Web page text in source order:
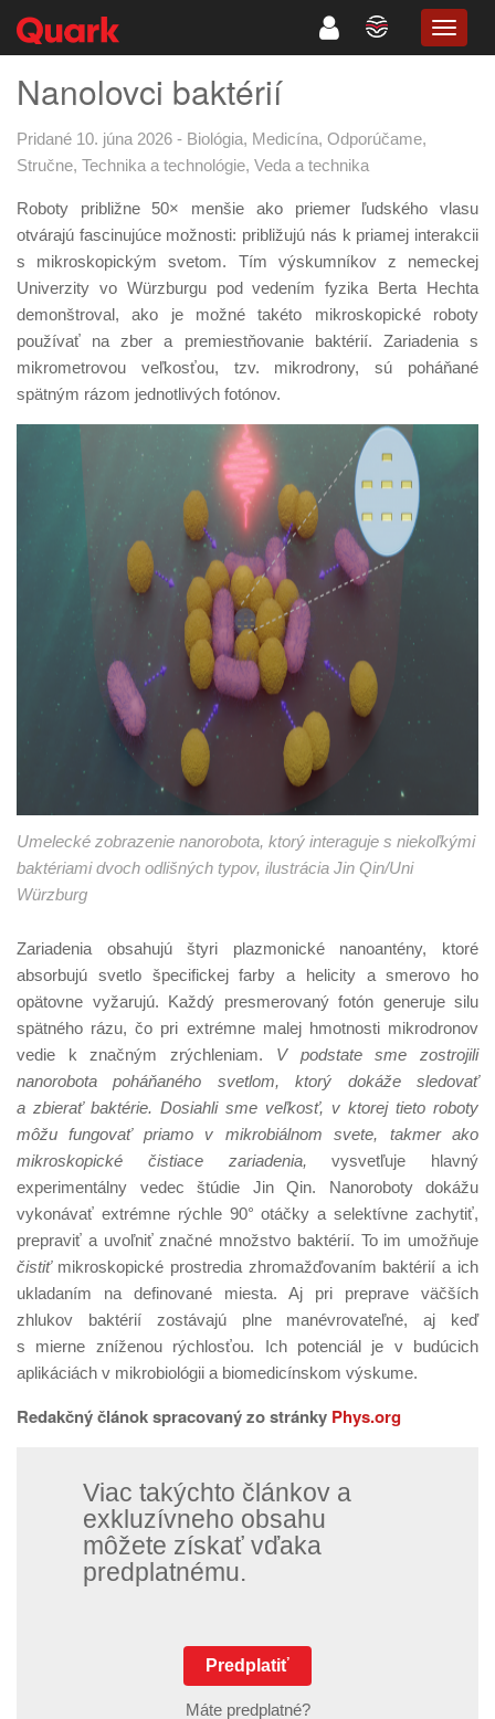
Nanolovci baktérií
Pridané 10. júna 2026 - Biológia, Medicína, Odporúčame,
Stručne, Technika a technológie, Veda a technika
Roboty približne 50× menšie ako priemer ľudského vlasu
otvárajú fascinujúce možnosti: približujú nás k priamej interakcii
s mikroskopickým svetom. Tím výskumníkov z nemeckej
Univerzity vo Würzburgu pod vedením fyzika Berta Hechta
demonštroval, ako je možné takéto mikroskopické roboty
používať na zber a premiestňovanie baktérií. Zariadenia s
mikrometrovou veľkosťou, tzv. mikrodrony, sú poháňané
spätným rázom jednotlivých fotónov.
Umelecké zobrazenie nanorobota, ktorý interaguje s niekoľkými
baktériami dvoch odlišných typov, ilustrácia Jin Qin/Uni
Würzburg
Zariadenia obsahujú štyri plazmonické nanoantény, ktoré
absorbujú svetlo špecifickej farby a helicity a smerovo ho
opätovne vyžarujú. Každý presmerovaný fotón generuje silu
spätného rázu, čo pri extrémne malej hmotnosti mikrodronov
vedie k značným zrýchleniam. V podstate sme zostrojili
nanorobota poháňaného svetlom, ktorý dokáže sledovať
a zbierať baktérie. Dosiahli sme veľkosť, v ktorej tieto roboty
môžu fungovať priamo v mikrobiálnom svete, takmer ako
mikroskopické čistiace zariadenia, vysvetľuje hlavný
experimentálny vedec štúdie Jin Qin. Nanoroboty dokážu
vykonávať extrémne rýchle 90° otáčky a selektívne zachytiť,
prepraviť a uvoľniť značné množstvo baktérií. To im umožňuje
čistiťmikroskopické prostredia zhromažďovaním baktérií a ich
ukladaním na definované miesta. Aj pri preprave väčších
zhlukov baktérií zostávajú plne manévrovateľné, aj keď
s mierne zníženou rýchlosťou. Ich potenciál je v budúcich
aplikáciách v mikrobiológii a biomedicínskom výskume.
Redakčný článok spracovaný zo stránky Phys.org
Viac takýchto článkov a
exkluzívneho obsahu
môžete získať vďaka
predplatnému.
Predplatiť
Máte predplatné?